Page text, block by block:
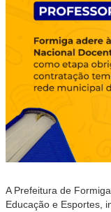
A Prefeitura de
Educação e Esportes,